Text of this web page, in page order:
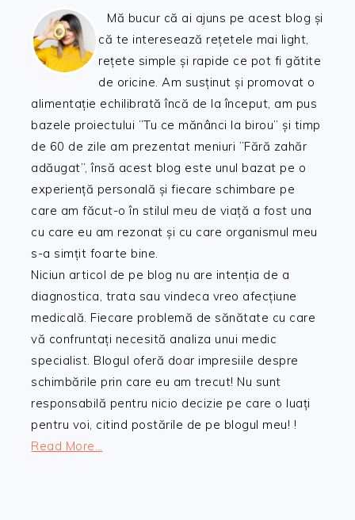
Mă bucur că ai ajuns pe acest blog și
că te interesează rețetele mai light,
rețete simple și rapide ce pot fi gătite
de oricine. Am susținut și promovat o
alimentație echilibrată încă de la început, am pus
bazele proiectului ”Tu ce mănânci la birou” și timp
de 60 de zile am prezentat meniuri ”Fără zahăr
adăugat”, însă acest blog este unul bazat pe o
experiență personală și fiecare schimbare pe
care am făcut-o în stilul meu de viață a fost una
cu care eu am rezonat și cu care organismul meu
s-a simțit foarte bine.
Niciun articol de pe blog nu are intenția de a
diagnostica, trata sau vindeca vreo afecțiune
medicală. Fiecare problemă de sănătate cu care
vă confruntați necesită analiza unui medic
specialist. Blogul oferă doar impresiile despre
schimbările prin care eu am trecut! Nu sunt
responsabilă pentru nicio decizie pe care o luați
pentru voi, citind postările de pe blogul meu! !
Read More…